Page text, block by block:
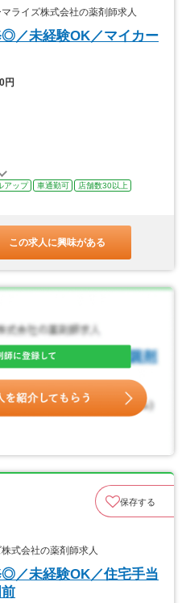
イズ株式会社の薬剤師求人
◎／未経験OK／マイカー
円
アップ 車通勤可
店舗数30以上
この求人に興味がある
保存する
式会社の薬剤師求人
◎／未経験OK／住宅手当